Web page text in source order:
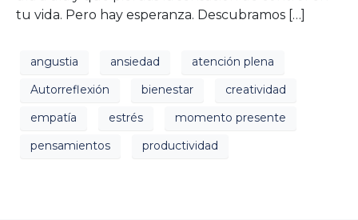
tu vida. Pero hay esperanza. Descubramos […]
angustia ansiedad
atención plena
Autorreflexión
bienestar
creatividad
empatía
estrés
momento presente
pensamientos
productividad